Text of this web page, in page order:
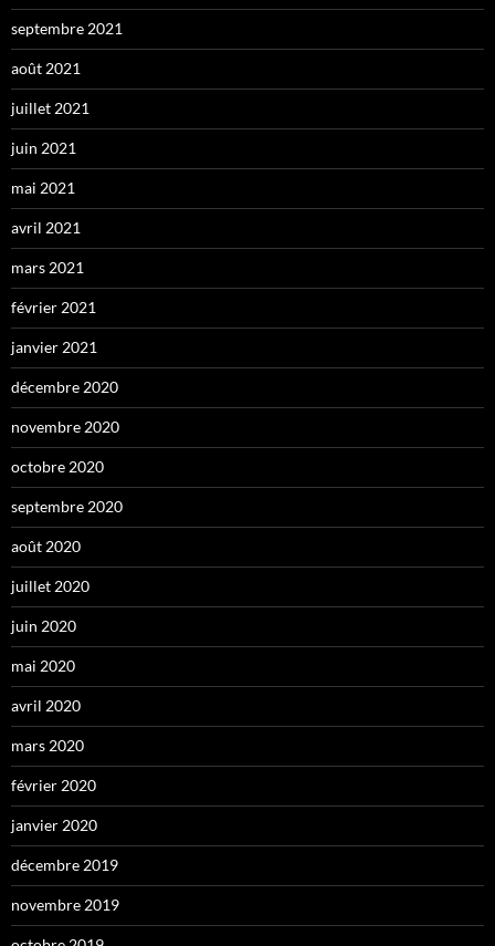
septembre 2021
août 2021
juillet 2021
juin 2021
mai 2021
avril 2021
mars 2021
février 2021
janvier 2021
décembre 2020
novembre 2020
octobre 2020
septembre 2020
août 2020
juillet 2020
juin 2020
mai 2020
avril 2020
mars 2020
février 2020
janvier 2020
décembre 2019
novembre 2019